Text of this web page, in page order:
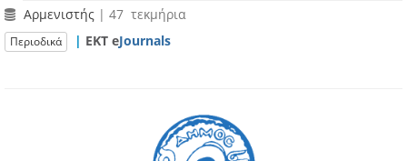
Αρμενιστής | 47 τεκμήρια
Περιοδικά | ΕΚΤ eJournals